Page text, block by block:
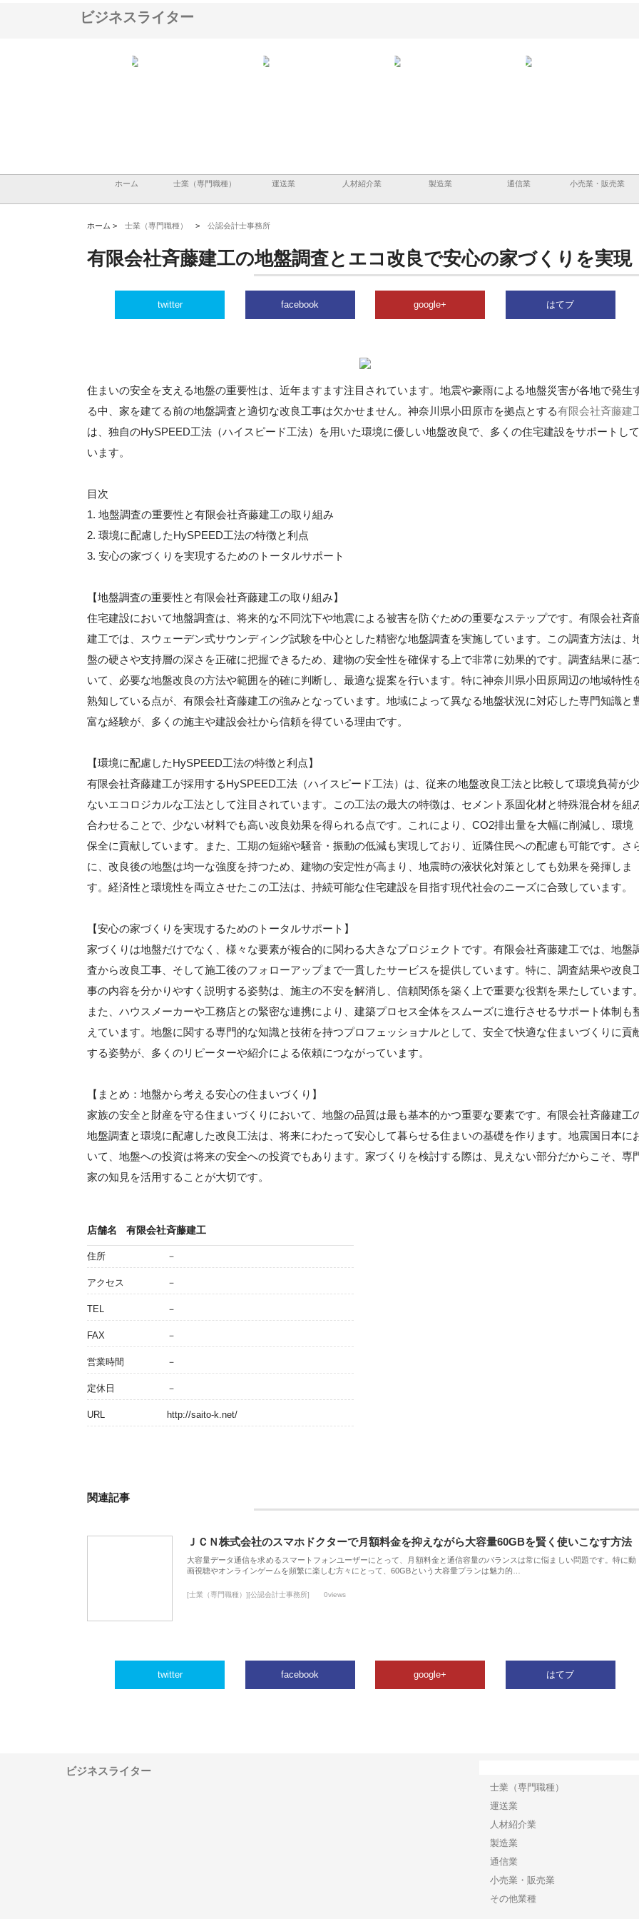
ビジネスライター
ホーム 士業（専門職種） 運送業 人材紹介業 製造業 通信業 小売業・販売業
ホーム > 士業（専門職種） > 公認会計士事務所
有限会社斉藤建工の地盤調査とエコ改良で安心の家づくりを実現
twitter facebook google+ はてブ
住まいの安全を支える地盤の重要性は、近年ますます注目されています。地震や豪雨による地盤災害が各地で発生
る中、家を建てる前の地盤調査と適切な改良工事は欠かせません。神奈川県小田原市を拠点とする有限会社斉藤建
は、独自のHySPEED工法（ハイスピード工法）を用いた環境に優しい地盤改良で、多くの住宅建設をサポートして
います。
目次
1. 地盤調査の重要性と有限会社斉藤建工の取り組み
2. 環境に配慮したHySPEED工法の特徴と利点
3. 安心の家づくりを実現するためのトータルサポート
【地盤調査の重要性と有限会社斉藤建工の取り組み】
住宅建設において地盤調査は、将来的な不同沈下や地震による被害を防ぐための重要なステップです。有限会社斉
建工では、スウェーデン式サウンディング試験を中心とした精密な地盤調査を実施しています。この調査方法は、
盤の硬さや支持層の深さを正確に把握できるため、建物の安全性を確保する上で非常に効果的です。調査結果に基
いて、必要な地盤改良の方法や範囲を的確に判断し、最適な提案を行います。特に神奈川県小田原周辺の地域特性
熟知している点が、有限会社斉藤建工の強みとなっています。地域によって異なる地盤状況に対応した専門知識と
富な経験が、多くの施主や建設会社から信頼を得ている理由です。
【環境に配慮したHySPEED工法の特徴と利点】
有限会社斉藤建工が採用するHySPEED工法（ハイスピード工法）は、従来の地盤改良工法と比較して環境負荷が少
ないエコロジカルな工法として注目されています。この工法の最大の特徴は、セメント系固化材と特殊混合材を組
合わせることで、少ない材料でも高い改良効果を得られる点です。これにより、CO2排出量を大幅に削減し、環境
保全に貢献しています。また、工期の短縮や騒音・振動の低減も実現しており、近隣住民への配慮も可能です。さ
に、改良後の地盤は均一な強度を持つため、建物の安定性が高まり、地震時の液状化対策としても効果を発揮しま
す。経済性と環境性を両立させたこの工法は、持続可能な住宅建設を目指す現代社会のニーズに合致しています。
【安心の家づくりを実現するためのトータルサポート】
家づくりは地盤だけでなく、様々な要素が複合的に関わる大きなプロジェクトです。有限会社斉藤建工では、地盤
査から改良工事、そして施工後のフォローアップまで一貫したサービスを提供しています。特に、調査結果や改良
事の内容を分かりやすく説明する姿勢は、施主の不安を解消し、信頼関係を築く上で重要な役割を果たしています。
また、ハウスメーカーや工務店との緊密な連携により、建築プロセス全体をスムーズに進行させるサポート体制も
えています。地盤に関する専門的な知識と技術を持つプロフェッショナルとして、安全で快適な住まいづくりに貢
する姿勢が、多くのリピーターや紹介による依頼につながっています。
【まとめ：地盤から考える安心の住まいづくり】
家族の安全と財産を守る住まいづくりにおいて、地盤の品質は最も基本的かつ重要な要素です。有限会社斉藤建工
地盤調査と環境に配慮した改良工法は、将来にわたって安心して暮らせる住まいの基礎を作ります。地震国日本に
いて、地盤への投資は将来の安全への投資でもあります。家づくりを検討する際は、見えない部分だからこそ、専
家の知見を活用することが大切です。
店舗名 有限会社斉藤建工
住所 －
アクセス －
TEL －
FAX －
営業時間 －
定休日 －
URL http://saito-k.net/
関連記事
ＪＣＮ株式会社のスマホドクターで月額料金を抑えながら大容量60GBを賢く使いこなす方法
大容量データ通信を求めるスマートフォンユーザーにとって、月額料金と通信容量のバランスは常に悩ましい問題です。特に動
画視聴やオンラインゲームを頻繁に楽しむ方々にとって、60GBという大容量プランは魅力的…
[士業（専門職種）][公認会計士事務所] 0views
twitter facebook google+ はてブ
ビジネスライター
士業（専門職種）
運送業
人材紹介業
製造業
通信業
小売業・販売業
その他業種